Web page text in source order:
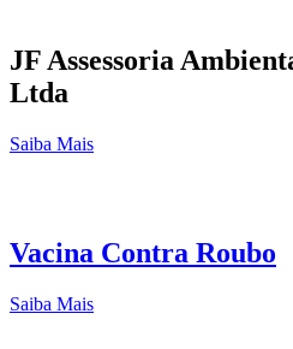
JF Assessoria
Ltda
Saiba Mais
Vacina Contra Roubo
Saiba Mais